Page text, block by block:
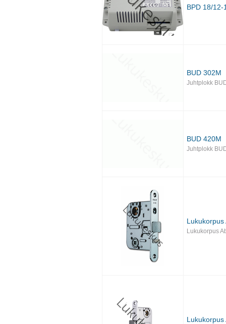
BPD 18/12-
BUD 302M
Juhtplokk
BUD 420M
Juhtplokk
Lukukorpus
Lukukorpus
Lukukorpus